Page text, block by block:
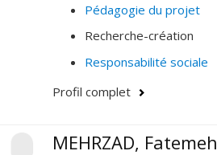
Pédagogie du projet
Recherche-création
Responsabilité sociale
Profil complet
MEHRZAD, Fatemeh